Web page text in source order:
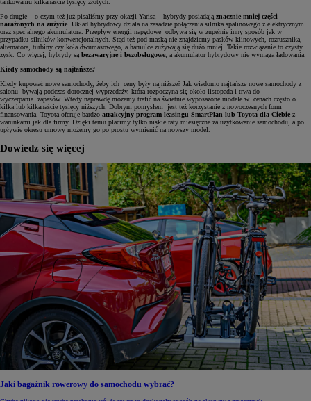
tankowaniu kilkanaście tysięcy złotych.
Po drugie – o czym też już pisaliśmy przy okazji Yarisa – hybrydy posiadają znacznie mniej części
narażonych na zużycie. Układ hybrydowy działa na zasadzie połączenia silnika spalinowego z elektrycznym
oraz specjalnego akumulatora. Przepływ energii napędowej odbywa się w zupełnie inny sposób jak w
przypadku silników konwencjonalnych. Stąd też pod maską nie znajdziemy pasków klinowych, rozrusznika,
alternatora, turbiny czy koła dwumasowego, a hamulce zużywają się dużo mniej. Takie rozwiązanie to czysty
zysk. Co więcej, hybrydy są bezawaryjne i bezobsługowe, a akumulator hybrydowy nie wymaga ładowania.
Kiedy samochody są najtańsze?
Kiedy kupować nowe samochody, żeby ich ceny były najniższe? Jak wiadomo najtańsze nowe samochody z
salonu bywają podczas dorocznej wyprzedaży, która rozpoczyna się około listopada i trwa do
wyczerpania zapasów. Wtedy naprawdę możemy trafić na świetnie wyposażone modele w cenach często o
kilka lub kilkanaście tysięcy niższych. Dobrym pomysłem jest też korzystanie z nowoczesnych form
finansowania. Toyota oferuje bardzo atrakcyjny program leasingu SmartPlan lub Toyota dla Ciebie z
warunkami jak dla firmy. Dzięki temu płacimy tylko niskie raty miesięczne za użytkowanie samochodu, a po
upływie okresu umowy możemy go po prostu wymienić na nowszy model.
Dowiedz się więcej
Jaki bagażnik rowerowy do samochodu wybrać?